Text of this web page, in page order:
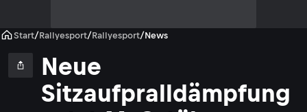
Start/Rallyesport/Rallyesport/News
Neue
Sitzaufpralldämpfung